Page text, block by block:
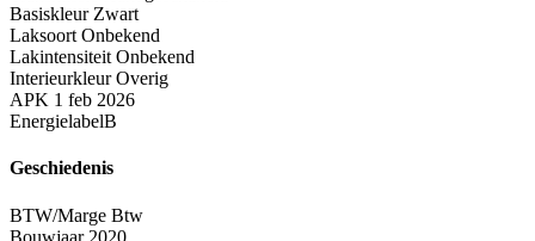
Basiskleur Zwart
Laksoort Onbekend
Lakintensiteit Onbekend
Interieurkleur Overig
APK 1 feb 2026
EnergielabelB
Geschiedenis
BTW/Marge Btw
Bouwjaar 2020